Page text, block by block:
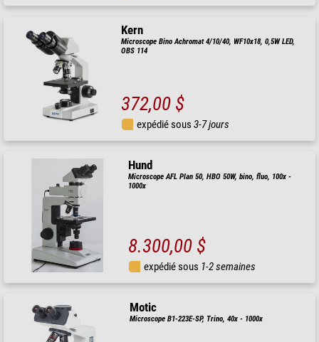
Kern
Microscope Bino Achromat 4/10/40, WF10x18, 0,5W LED,
OBS 114
372,00 $
expédié sous 3-7 jours
Hund
Microscope AFL Plan 50, HBO 50W, bino, fluo, 100x -
1000x
8.300,00 $
expédié sous 1-2 semaines
Motic
Microscope B1-223E-SP, Trino, 40x - 1000x